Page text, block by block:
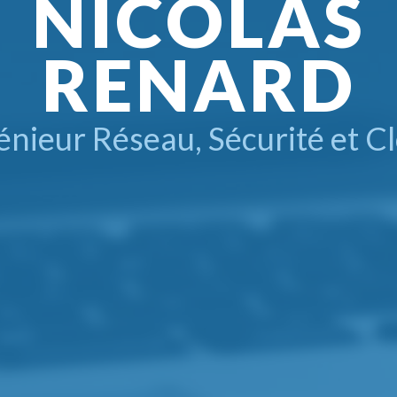
NICOLAS
RENARD
Réseau, Sécurité et